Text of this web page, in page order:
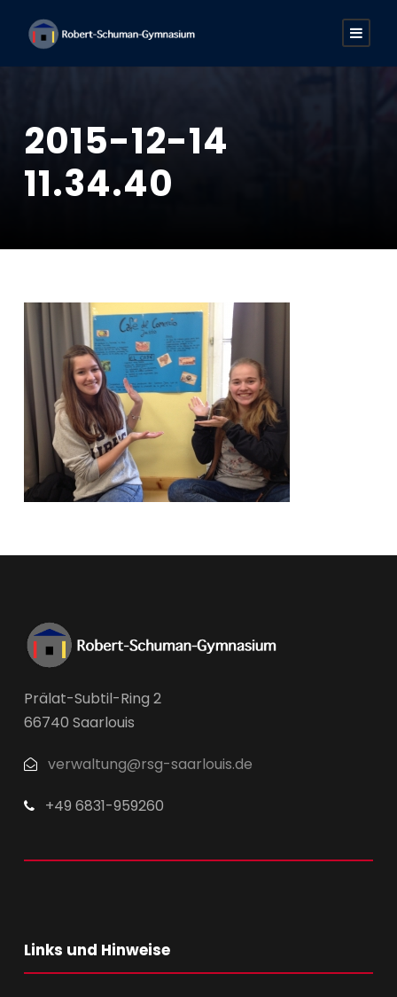
2015-12-14
11.34.40
Prälat-Subtil-Ring 2
66740 Saarlouis
verwaltung@rsg-saarlouis.de
+49 6831-959260
Links und Hinweise